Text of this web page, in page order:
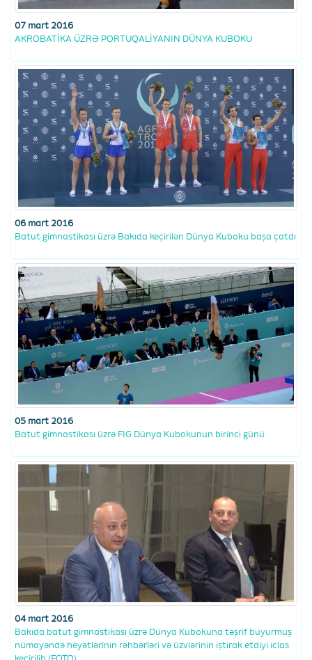
07 mart 2016
AKROBATİKA ÜZRƏ PORTUQALİYANIN DÜNYA KUBOKU
06 mart 2016
Batut gimnastikası üzrə Bakıda keçirilən Dünya Kuboku başa çatdı
05 mart 2016
Batut gimnastikası üzrə FIG Dünya Kubokunun birinci günü
04 mart 2016
Bakıda batut gimnastikası üzrə Dünya Kubokuna təşrif buyurmuş
nümayəndə heyətlərinin rəhbərləri və üzvlərinin iştirak etdiyi iclas